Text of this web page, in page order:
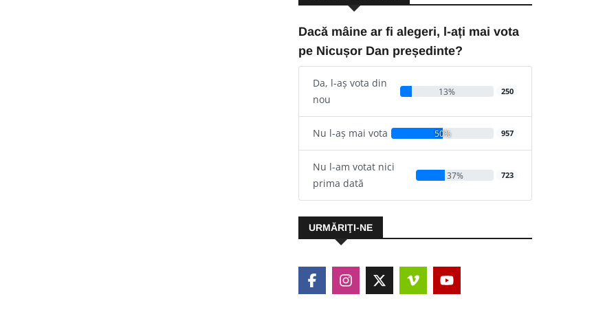
Dacă mâine ar fi alegeri, l-ați mai vota
pe Nicușor Dan președinte?
Da, l-aș vota din
nou
13% 250
Nu l-aș mai vota 50% 957
Nu l-am votat nici
prima dată
37% 723
URMĂRIŢI-NE